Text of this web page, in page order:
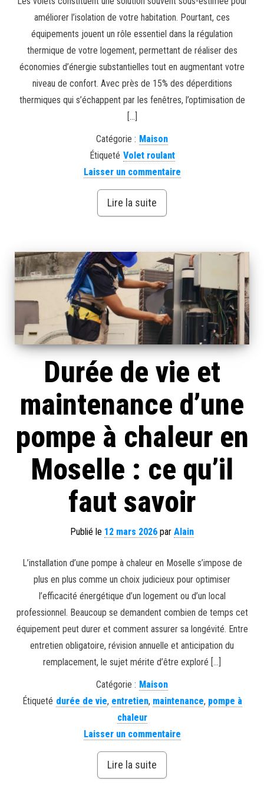
améliorer l’isolation de votre habitation. Pourtant, ces
équipements jouent un rôle essentiel dans la régulation
thermique de votre logement, permettant de réaliser des
économies d’énergie substantielles tout en augmentant votre
niveau de confort. Avec près de 15% des déperditions
thermiques qui s’échappent par les fenêtres, l’optimisation de
[…]
Catégorie : Maison
Étiqueté Volet roulant
Laisser un commentaire
Lire la suite
Durée de vie et
maintenance d’une
pompe à chaleur en
Moselle : ce qu’il
faut savoir
Publié le 12 mars 2026 par Alain
L’installation d’une pompe à chaleur en Moselle s’impose de
plus en plus comme un choix judicieux pour optimiser
l’efficacité énergétique d’un logement ou d’un local
professionnel. Beaucoup se demandent combien de temps cet
équipement peut durer et comment assurer sa longévité. Entre
entretien obligatoire, révision annuelle et anticipation du
remplacement, le sujet mérite d’être exploré […]
Catégorie : Maison
Étiqueté durée de vie, entretien, maintenance, pompe à
chaleur
Laisser un commentaire
Lire la suite